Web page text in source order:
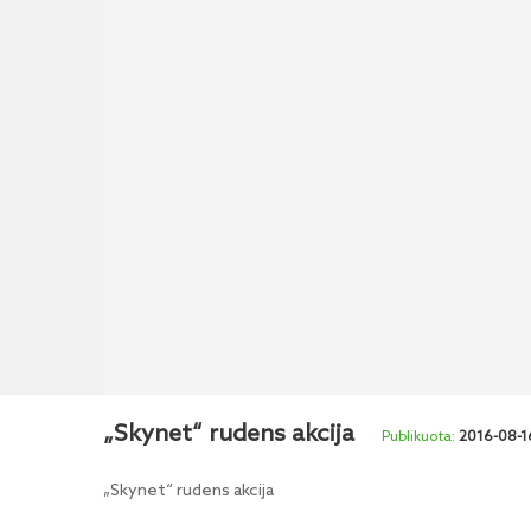
„Skynet“ rudens akcija 2016-08-
„Skynet“ rudens akcija